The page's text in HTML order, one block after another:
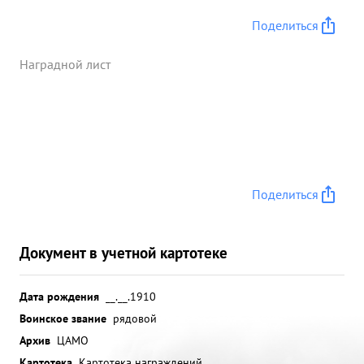
Поделиться
Наградной лист
Поделиться
Документ в учетной картотеке
Дата рождения
__.__.1910
Воинское звание рядовой
Архив ЦАМО